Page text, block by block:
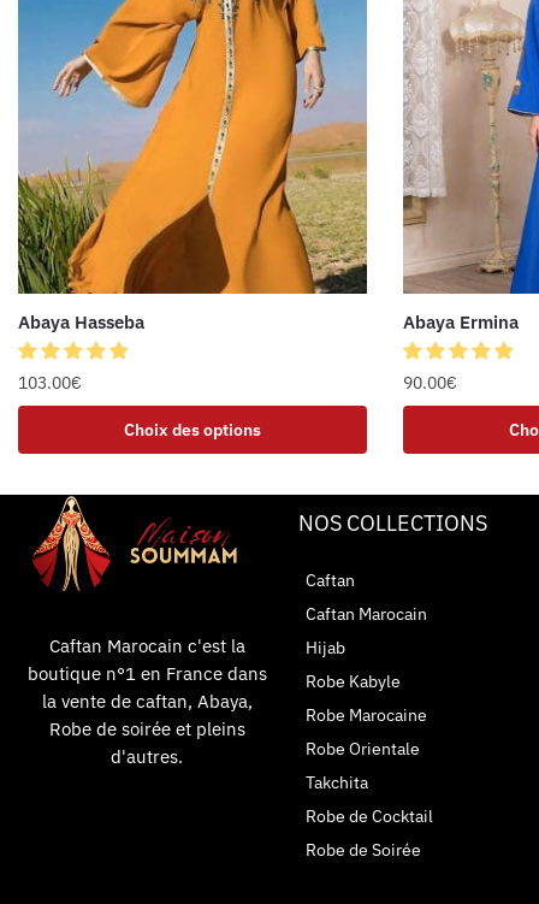
Abaya Hasseba
103.00€
Choix des options
Abaya Ermina
90.00€
Caftan Marocain c'est la
boutique n°1 en France dans
la vente de caftan, Abaya,
Robe de soirée et pleins
d'autres.
NOS COLLECTIONS
Caftan
Caftan Marocain
Hijab
Robe Kabyle
Robe Marocaine
Robe Orientale
Takchita
Robe de Cocktail
Robe de Soirée